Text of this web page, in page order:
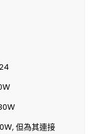
但為其連接